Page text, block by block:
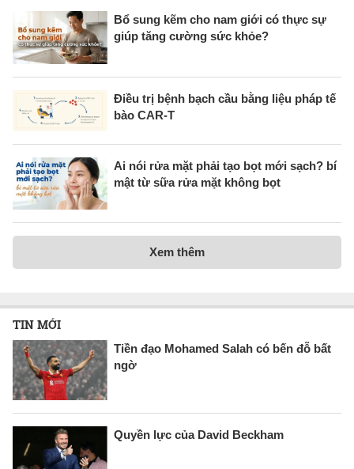
Bổ sung kẽm cho nam giới có thực sự
giúp tăng cường sức khỏe?
Điều trị bệnh bạch cầu bằng liệu pháp tế
bào CAR-T
Ai nói rửa mặt phải tạo bọt mới sạch? bí
mật từ sữa rửa mặt không bọt
Xem thêm
TIN MỚI
Tiền đạo Mohamed Salah có bến đỗ bất
ngờ
Quyền lực của David Beckham